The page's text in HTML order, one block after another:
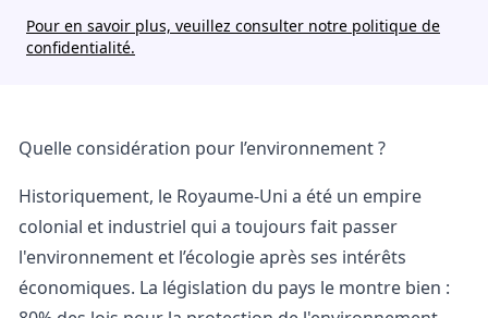
Pour en savoir plus, veuillez consulter notre politique de
confidentialité.
Quelle considération pour l’environnement ?
Historiquement, le Royaume-Uni a été un empire
colonial et industriel qui a toujours fait passer
l'environnement et l’écologie après ses intérêts
économiques. La législation du pays le montre bien :